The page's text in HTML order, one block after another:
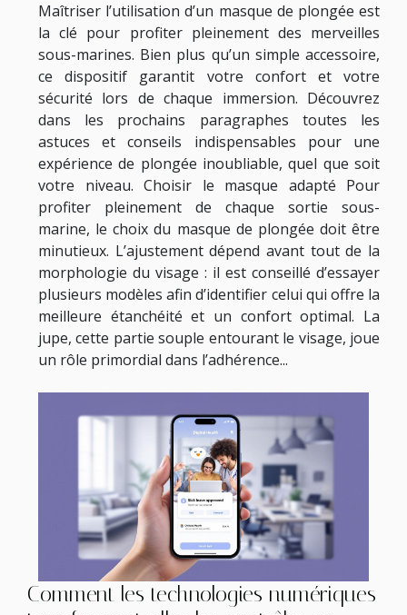
Maîtriser l’utilisation d’un masque de plongée est
la clé pour profiter pleinement des merveilles
sous-marines. Bien plus qu’un simple accessoire,
ce dispositif garantit votre confort et votre
sécurité lors de chaque immersion. Découvrez
dans les prochains paragraphes toutes les
astuces et conseils indispensables pour une
expérience de plongée inoubliable, quel que soit
votre niveau. Choisir le masque adapté Pour
profiter pleinement de chaque sortie sous-
marine, le choix du masque de plongée doit être
minutieux. L’ajustement dépend avant tout de la
morphologie du visage : il est conseillé d’essayer
plusieurs modèles afin d’identifier celui qui offre la
meilleure étanchéité et un confort optimal. La
jupe, cette partie souple entourant le visage, joue
un rôle primordial dans l’adhérence...
Comment les technologies numériques